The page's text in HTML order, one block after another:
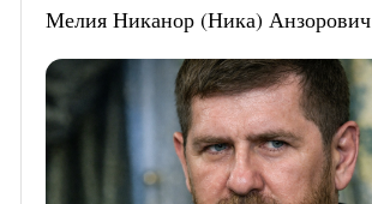
Мелия Никанор (Ника) Анзорович